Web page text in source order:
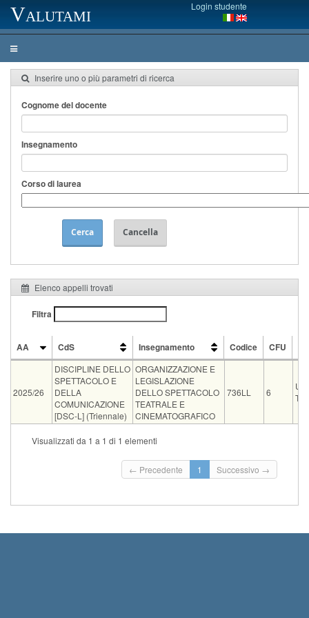
Valutami Login studente
Inserire uno o più parametri di ricerca
Cognome del docente
Insegnamento
Corso di laurea
Cerca Cancella
Elenco appelli trovati
Filtra
AA CdS Insegnamento Codice CFU
CdS Insegnamento
2025/26
DISCIPLINE DELLO
SPETTACOLO E
DELLA
COMUNICAZIONE
[DSC-L] (Triennale)
ORGANIZZAZIONE E
LEGISLAZIONE
DELLO SPETTACOLO
TEATRALE E
CINEMATOGRAFICO
736LL 6
Tipo Data e ora Sede
Visualizzati da 1 a 1 di 1 elementi
← Precedente 1 Successivo →